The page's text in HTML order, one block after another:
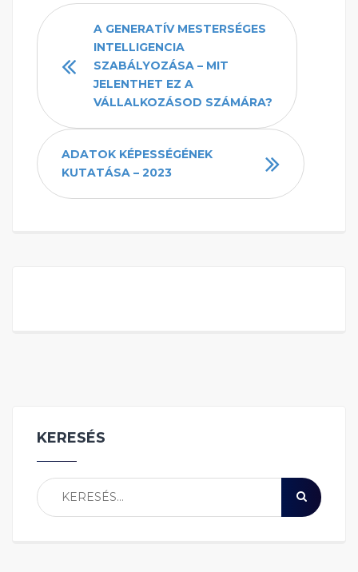
A GENERATÍV MESTERSÉGES
INTELLIGENCIA
SZABÁLYOZÁSA – MIT
JELENTHET EZ A
VÁLLALKOZÁSOD SZÁMÁRA?
ADATOK KÉPESSÉGÉNEK
KUTATÁSA – 2023
KERESÉS